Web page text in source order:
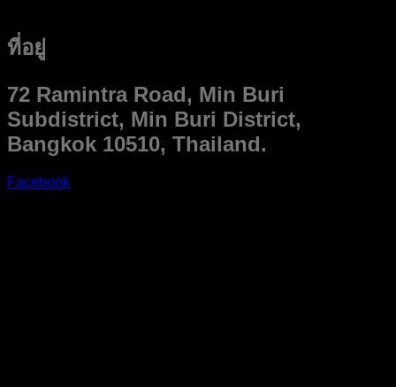
ที่อยู่
72 Ramintra Road, Min Buri
Subdistrict, Min Buri District,
Bangkok 10510, Thailand.
Facebook